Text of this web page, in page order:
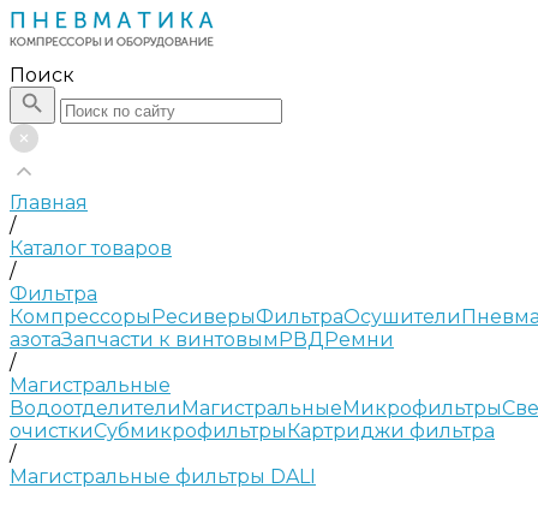
Поиск
Главная
/
Каталог товаров
/
Фильтра
КомпрессорыРесиверыФильтраОсушители
азотаЗапчасти к винтовымРВДРемни
/
Магистральные
ВодоотделителиМагистральныеМикрофильтры
очисткиСубмикрофильтрыКартриджи фильтра
/
Магистральные фильтры DALI